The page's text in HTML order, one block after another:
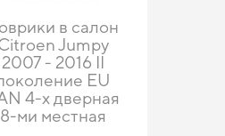
в салон
Jumpy
2007 - 2016 II
EU
4-х дверная
8-ми местная